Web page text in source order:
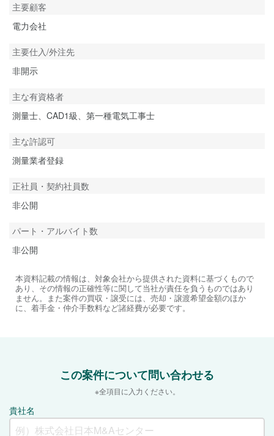
主要顧客
電力会社
主要仕入/外注先
非開示
主な有資格者
測量士、CAD1級、第一種電気工事士
主な許認可
測量業者登録
正社員・契約社員数
非公開
パート・アルバイト数
非公開
本資料記載の情報は、対象会社から提供された資料に基づくもので
あり、その情報の正確性等に関して当社が責任を負うものではあり
ません。また案件の買収・譲受には、売却・譲渡希望金額のほか
に、着手金・仲介手数料など諸経費が必要です。